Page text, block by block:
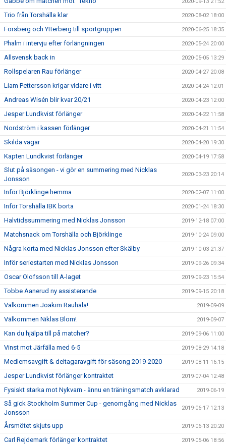
Trio från Torshälla klar 2020-08-02 18:00
Forsberg och Ytterberg till sportgruppen 2020-06-25 18:35
Phalm i intervju efter förlängningen 2020-05-24 20:00
Allsvensk back in 2020-05-05 13:29
Rollspelaren Rau förlänger 2020-04-27 20:08
Liam Pettersson krigar vidare i vitt 2020-04-24 12:01
Andreas Wisén blir kvar 20/21 2020-04-23 12:00
Jesper Lundkvist förlänger 2020-04-22 11:58
Nordström i kassen förlänger 2020-04-21 11:54
Skilda vägar 2020-04-20 19:30
Kapten Lundkvist förlänger 2020-04-19 17:58
Slut på säsongen - vi gör en summering med Nicklas
Jonsson
2020-03-23 20:14
Inför Björklinge hemma 2020-02-07 11:00
Inför Torshälla IBK borta 2020-01-24 18:30
Halvtidssummering med Nicklas Jonsson 2019-12-18 07:00
Matchsnack om Torshälla och Björklinge 2019-10-24 09:00
Några korta med Nicklas Jonsson efter Skälby 2019-10-03 21:37
Inför seriestarten med Nicklas Jonsson 2019-09-26 09:34
Oscar Olofsson till A-laget 2019-09-23 15:54
Tobbe Aanerud ny assisterande 2019-09-15 20:18
Välkommen Joakim Rauhala! 2019-09-09
Välkommen Niklas Blom! 2019-09-07
Kan du hjälpa till på matcher? 2019-09-06 11:00
Vinst mot Järfälla med 6-5 2019-08-29 14:18
Medlemsavgift & deltagaravgift för säsong 2019-2020 2019-08-11 16:15
Jesper Lundkvist förlänger kontraktet 2019-07-04 12:48
Fysiskt starka mot Nykvarn - ännu en träningsmatch avklarad 2019-06-19
Så gick Stockholm Summer Cup - genomgång med Nicklas
Jonsson
2019-06-17 12:13
Årsmötet skjuts upp 2019-06-13 20:20
Carl Rejdemark förlänger kontraktet 2019-05-06 18:56